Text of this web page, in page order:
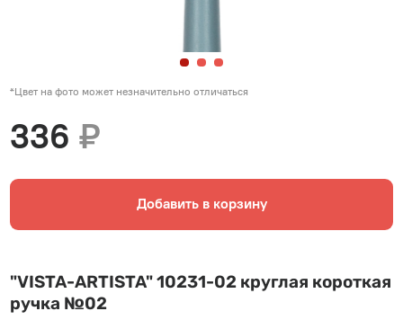
*Цвет на фото может незначительно отличаться
336₽
Добавить в корзину
"VISTA-ARTISTA" 10231-02 круглая короткая
ручка №02